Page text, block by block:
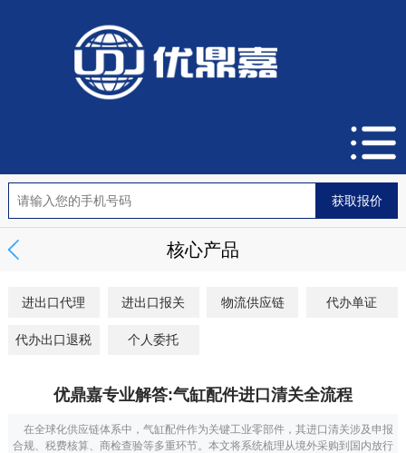
核心产品
进出口代理 进出口报关 物流供应链 代办单证
代办出口退税 个人委托
优鼎嘉专业解答:气缸配件进口清关全流程
在全球化供应链体系中，气缸配件作为关键工业零部件，其进口清关涉及申报
合规、税费核算、商检查验等多重环节。本文将系统梳理从境外采购到国内放行